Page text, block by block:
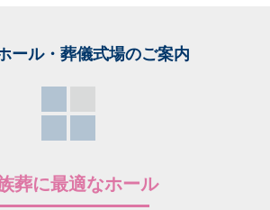
ール・葬儀式場のご案内
葬に最適なホール